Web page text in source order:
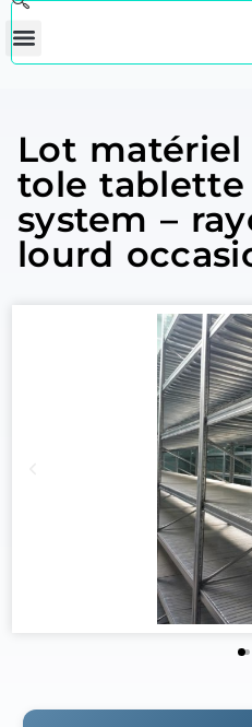
Lot
tole tablette
system –
lourd